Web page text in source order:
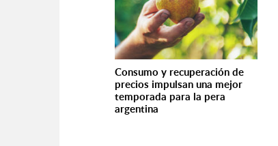
Consumo y recuperación de
precios impulsan una mejor
temporada para la pera
argentina